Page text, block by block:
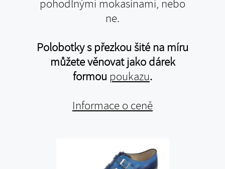
pohodlnými mokasínami, nebo
ne.
Polobotky s přezkou šité na míru
můžete věnovat jako dárek
formou poukazu.
Informace o ceně